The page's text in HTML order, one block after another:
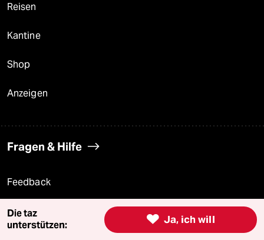
Reisen
Kantine
Shop
Anzeigen
Fragen & Hilfe
Feedback
Aboservice
 Ja, ich will
Die taz
unterstützen: